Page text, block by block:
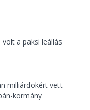
a paksi leállás
milliárdokért vett
kormány